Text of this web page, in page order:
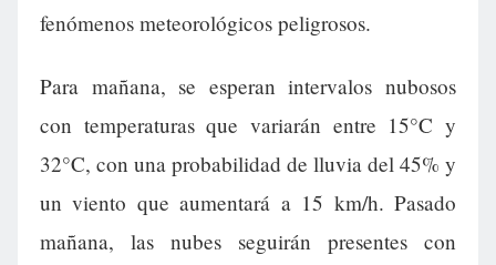
fenómenos meteorológicos peligrosos.
Para mañana, se esperan intervalos nubosos
con temperaturas que variarán entre 15°C y
32°C, con una probabilidad de lluvia del 45% y
un viento que aumentará a 15 km/h. Pasado
mañana, las nubes seguirán presentes con